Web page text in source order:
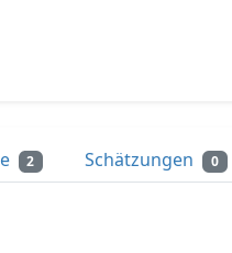
2 Schätzungen 0